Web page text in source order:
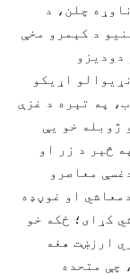
چلن، د
د کېمرو مخې
دودیزو
اړیکو
په تېره د غزې
ژوبله خو یې
څېر د زر او
معاصرو
او غوڼډه
کړای؛ ځکه خو
ارزښت هغه
چې متحده